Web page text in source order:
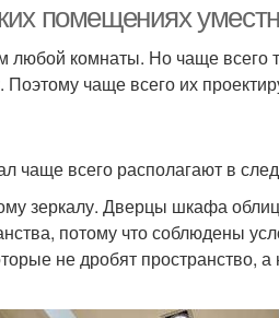
помещениях
комнаты. Но чаще всего
чаще всего их
чаще всего располагают в
зеркалу. Дверцы шкафа
потому что соблюдены
не дробят пространство,